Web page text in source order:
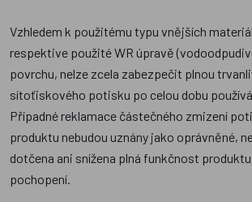
Vzhledem k použitému typu vnějších
respektive použité WR úpravě
povrchu, nelze zcela zabezpečit plnou
sítoťiskového potisku po celou dobu
Případné reklamace částečného zmizení
produktu nebudou uznány jako oprávněné,
dotčena ani snížena plná funkčnost
pochopení.